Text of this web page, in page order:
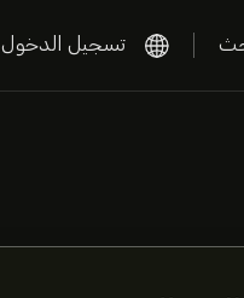
تسجيل الدخول